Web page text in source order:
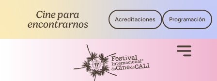
Cine para
encontrarnos
Acreditaciones Programación